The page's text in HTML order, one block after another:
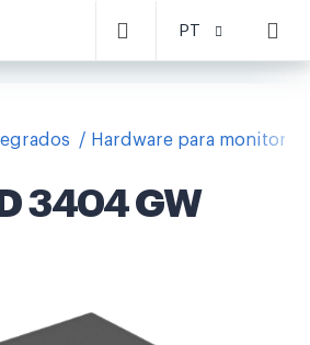
PT
Hardware para
3404 GW